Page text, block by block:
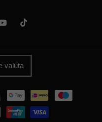
TikTok
valuta